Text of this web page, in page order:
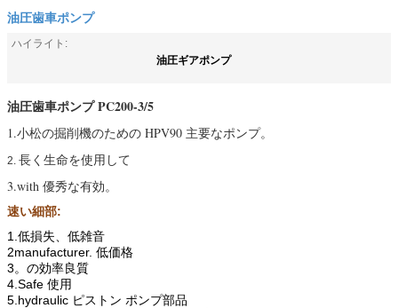
油圧歯車ポンプ
ハイライト:
油圧ギアポンプ
油圧歯車ポンプ PC200-3/5
1.小松の掘削機のための HPV90 主要なポンプ。
2. 長く生命を使用して
3.with 優秀な有効。
速い細部:
1.低損失、低雑音
2manufacturer. 低価格
3。の効率良質
4.Safe 使用
5.hydraulic ピストン ポンプ部品